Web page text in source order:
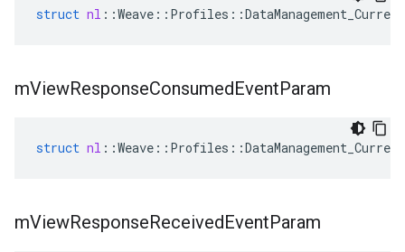
struct nl ::Weave :: Profiles ::DataManagement_Current
mViewResponseConsumedEventParam
struct nl ::Weave :: Profiles ::DataManagement_Current
mViewResponseReceivedEventParam